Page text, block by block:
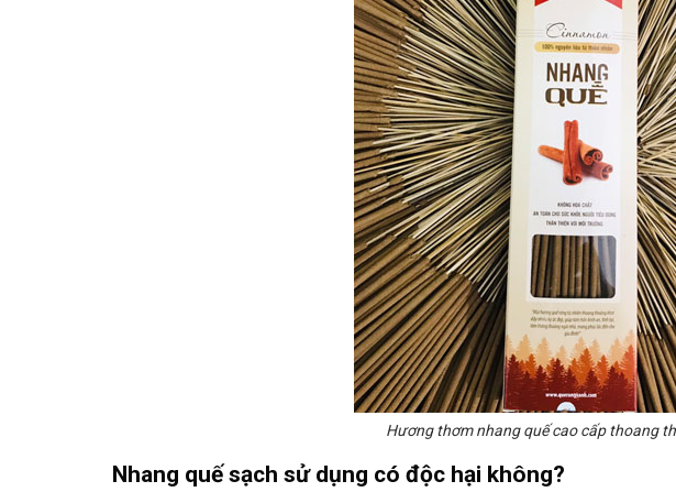
Hương thơm nhang quế cao cấp thoang
Nhang quế sạch sử dụng có độc hại không?